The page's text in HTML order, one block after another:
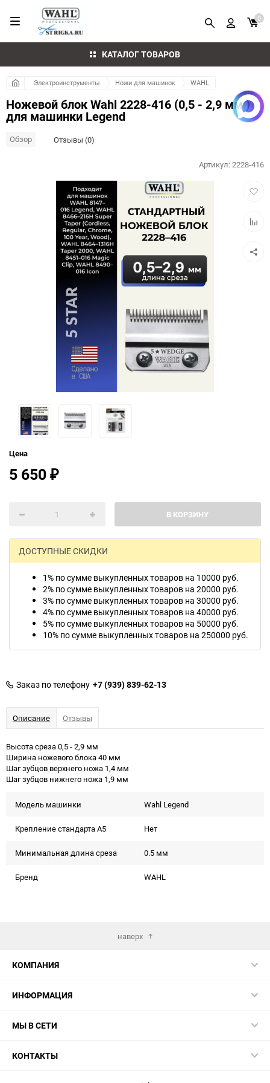
КАТАЛОГ ТОВАРОВ
0
Электроинструменты Ножи для машинок WAHL
Ножевой блок Wahl 2228-416 (0,5 - 2,9 мм )
для машинки Legend
Обзор Отзывы (0)
Артикул:2228-416
Цена
5 650 ₽
В КОРЗИНУ
ДОСТУПНЫЕ СКИДКИ
1% по сумме выкупленных товаров на 10000 руб.
2% по сумме выкупленных товаров на 20000 руб.
3% по сумме выкупленных товаров на 30000 руб.
4% по сумме выкупленных товаров на 40000 руб.
5% по сумме выкупленных товаров на 50000 руб.
10% по сумме выкупленных товаров на 250000 руб.
Заказ по телефону +7 (939) 839-62-13
Описание Отзывы
Высота среза 0,5 - 2,9 мм
Ширина ножевого блока 40 мм
Шаг зубцов верхнего ножа 1,4 мм
Шаг зубцов нижнего ножа 1,9 мм
Модель машинки Wahl Legend
Крепление стандарта А5 Нет
Минимальная длина среза 0.5 мм
Бренд WAHL
наверх
КОМПАНИЯ
ИНФОРМАЦИЯ
МЫ В СЕТИ
КОНТАКТЫ